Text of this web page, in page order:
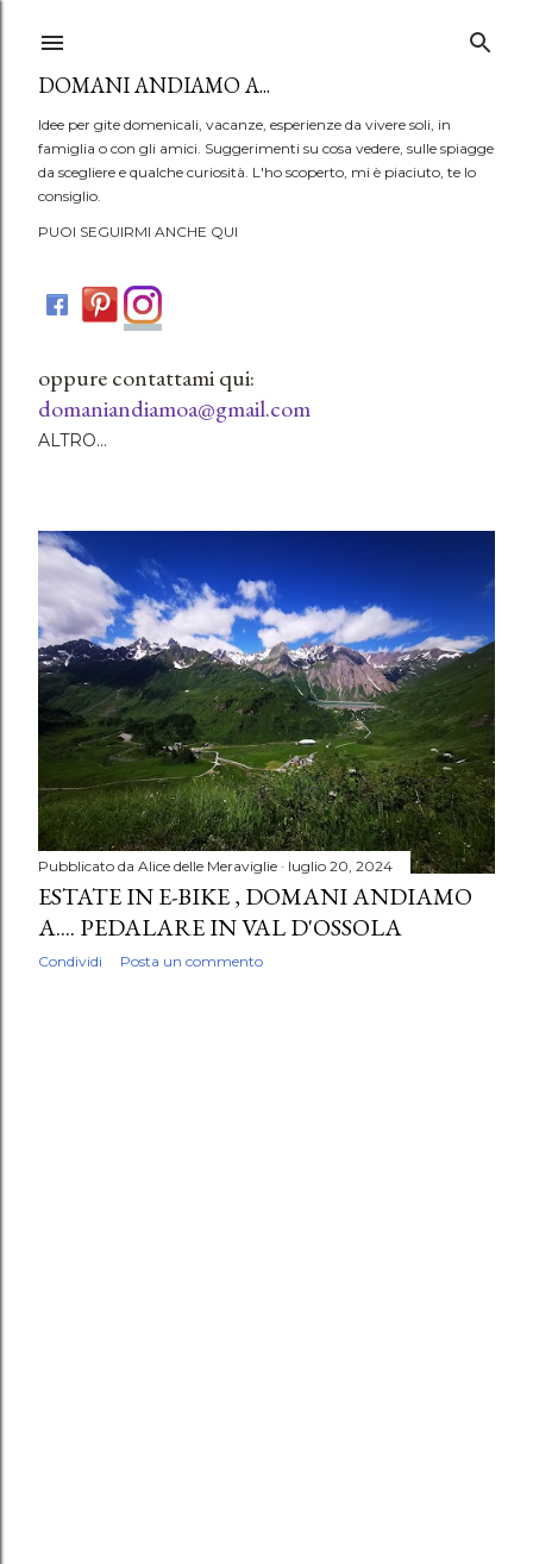
DOMANI ANDIAMO A...
Idee per gite domenicali, vacanze, esperienze da vivere soli, in
famiglia o con gli amici. Suggerimenti su cosa vedere, sulle spiagge
da scegliere e qualche curiosità. L'ho scoperto, mi è piaciuto, te lo
consiglio.
PUOI SEGUIRMI ANCHE QUI
oppure contattami qui:
domaniandiamoa@gmail.com
ALTRO…
o
s
t
Pubblicato da Alice delle Meraviglie luglio 20, 2024
ESTATE IN E-BIKE , DOMANI ANDIAMO
A.... PEDALARE IN VAL D'OSSOLA
Condividi Posta un commento